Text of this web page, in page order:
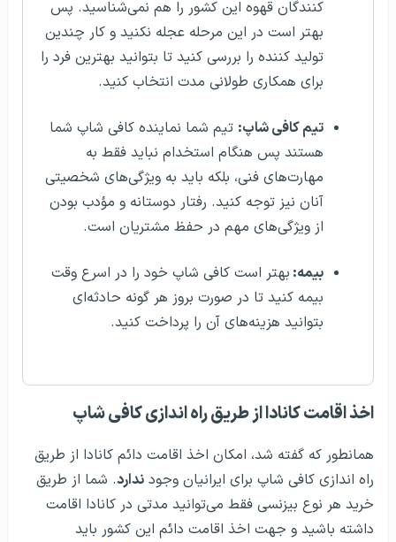
کنندگان قهوه این کشور را هم نمی‌شناسید. پس
بهتر است در این مرحله عجله نکنید و کار چندین
تولید کننده را بررسی کنید تا بتوانید بهترین فرد را
برای همکاری طولانی مدت انتخاب کنید.
تیم کافی شاپ: تیم شما نماینده کافی شاپ شما
هستند پس هنگام استخدام نباید فقط به
مهارت‌های فنی، بلکه باید به ویژگی‌های شخصیتی
آنان نیز توجه کنید. رفتار دوستانه و مؤدب بودن
از ویژگی‌های مهم در حفظ مشتریان است.
بیمه: بهتر است کافی شاپ خود را در اسرع وقت
بیمه کنید تا در صورت بروز هر گونه حادثه‌ای
بتوانید هزینه‌های آن را پرداخت کنید.
اخذ اقامت کانادا از طریق راه اندازی کافی شاپ
همانطور که گفته شد، امکان اخذ اقامت دائم کانادا از طریق
راه اندازی کافی شاپ برای ایرانیان وجود ندارد. شما از طریق
خرید هر نوع بیزنسی فقط می‌توانید مدتی در کانادا اقامت
داشته باشید و جهت اخذ اقامت دائم این کشور باید